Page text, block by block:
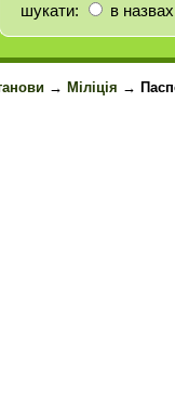
шукати: в назвах
→ Міліція →